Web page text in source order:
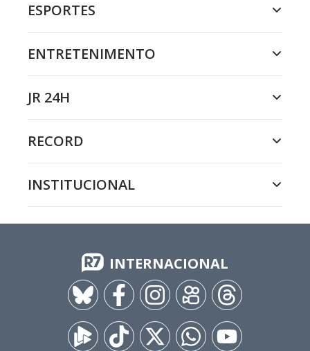
ESPORTES
ENTRETENIMENTO
JR 24H
RECORD
INSTITUCIONAL
INTERNACIONAL